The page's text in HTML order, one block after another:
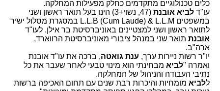
כלים טכנולוגיים מתקדמים כחלק מפעילות המחלקה.
עו"ד לביא אובנת
(47, נשוי+3) הינו בעל תואר ראשון ושני
במשפטים L.L.B (Cum Laude) & L.L.M במסגרת מסלול ישיר
לתואר ראשון ושני למצטיינים באוניברסיטת בר אילן. לעו"ד
אובנת תואר שני במנהל ציבורי מאוניברסיטת הרווארד,
ארה"ב.
יו"ר רשות ניירות ערך, ענת גואטה, ברכה את עו"ד אובנת
ואמרה "לביא מבחינתי הוא מינוי טבעי לאחר שעבר את כל
נתיבי העבודה והניהול של המחלקה.
ללביא מומחיות והיכרות רבת שנים עם תחום האכיפה ברשות